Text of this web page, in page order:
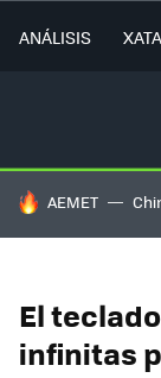
ANÁLISIS
HOY SE HABLA
AEMET
El
infinitas